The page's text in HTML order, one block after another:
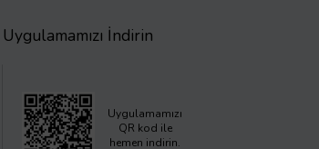
İndirin
Uygulamamızı
QR kod ile
hemen indirin.